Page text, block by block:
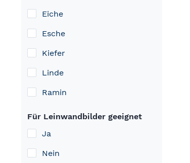
Eiche
Esche
Kiefer
Linde
Ramin
Für Leinwandbilder geeignet
Ja
Nein